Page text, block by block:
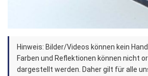
Zum
Anfang
der
Hinweis: Bilder/Videos können kein
Farben und Reflektionen können nicht
dargestellt werden. Daher gilt für alle